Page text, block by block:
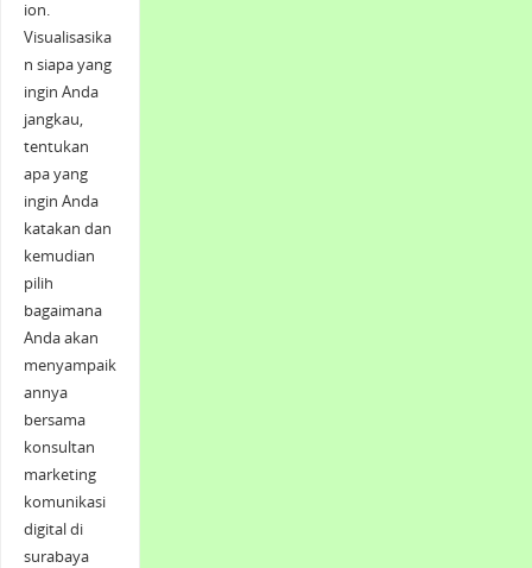
ion.
Visualisasika
n siapa yang
ingin Anda
jangkau,
tentukan
apa yang
ingin Anda
katakan dan
kemudian
pilih
bagaimana
Anda akan
menyampaik
annya
bersama
konsultan
marketing
komunikasi
digital di
surabaya